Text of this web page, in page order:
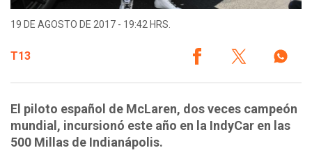
19 DE AGOSTO DE 2017 - 19:42 HRS.
T13
El piloto español de McLaren, dos veces campeón
mundial, incursionó este año en la IndyCar en las
500 Millas de Indianápolis.